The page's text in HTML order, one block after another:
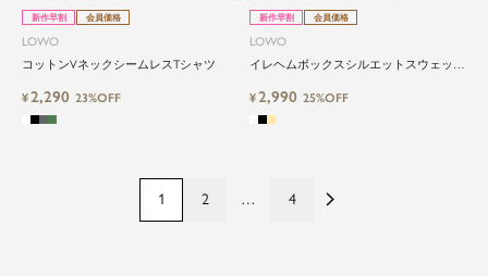
新作早割 会員価格
LOWO
コットンVネックシームレスTシャツ
¥2,290 23%OFF
新作早割 会員価格
LOWO
イレヘムボックスシルエットスウェット
¥2,990 25%OFF
1 2 … 4